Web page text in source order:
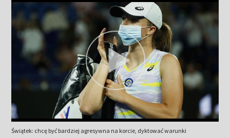
Świątek: chcę być bardziej agresywna na korcie, dyktować warunki